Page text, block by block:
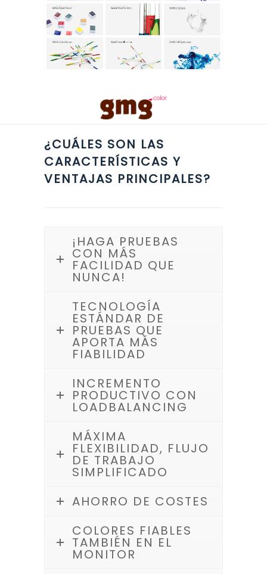
¿CUÁLES SON LAS
CARACTERÍSTICAS Y
VENTAJAS PRINCIPALES?
¡HAGA PRUEBAS
CON MÁS
FACILIDAD QUE
NUNCA!
TECNOLOGÍA
ESTÁNDAR DE
PRUEBAS QUE
APORTA MÁS
FIABILIDAD
INCREMENTO
PRODUCTIVO CON
LOADBALANCING
MÁXIMA
FLEXIBILIDAD, FLUJO
DE TRABAJO
SIMPLIFICADO
AHORRO DE COSTES
COLORES FIABLES
TAMBIÉN EN EL
MONITOR